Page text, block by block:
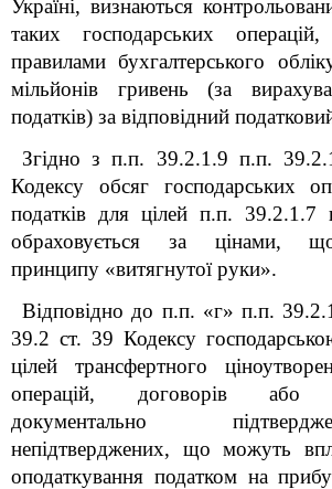
Україні, визнаються
таких господарських
правилами бухгалтерського
мільйонів гривень (за
податків) за відповідний
Згідно з п.п. 39.2.1.9 п.п.
Кодексу обсяг господарських
податків для цілей п.п. 39.2.1.7
обраховується за цінами,
принципу «витягнутої руки».
Відповідно до п.п. «г» п.п.
39.2 ст. 39 Кодексу
цілей трансфертного
операцій, договорів або
документально
непідтверджених, що можуть
оподаткування податком на